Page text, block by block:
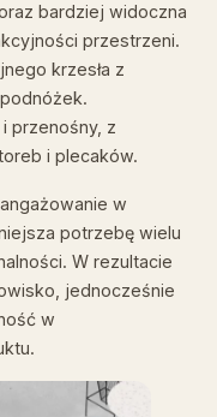
bardziej widoczna
przestrzeni.
krzesła z
przenośny, z
i plecaków.
w
potrzebę wielu
W rezultacie
jednocześnie
w